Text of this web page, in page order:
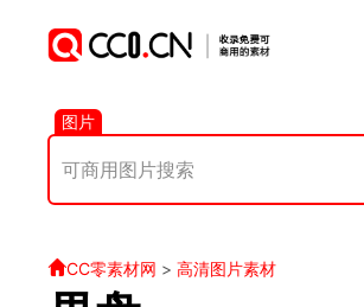
图片
CC零素材网 > 高清图片素材